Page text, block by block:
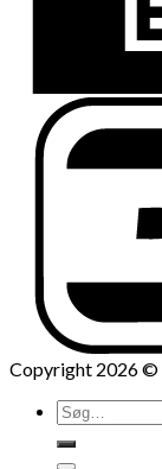
Copyright 2026 ©
Søg
efter: